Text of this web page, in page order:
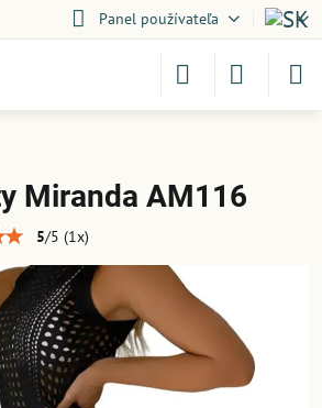
Panel používateľa
Miranda AM116
5/5 (1x)